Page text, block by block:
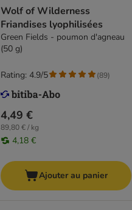
Wolf of Wilderness
Friandises lyophilisées
Green Fields - poumon d'agneau
(50 g)
4,49 €
89,80 € / kg
4,18 €
Rating: 4.9/5 (89)
Ajouter au panier